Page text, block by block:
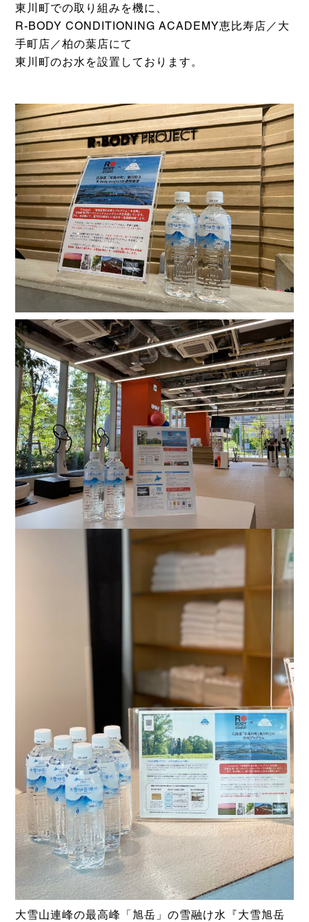
東川町での取り組みを機に、
R-BODY CONDITIONING ACADEMY恵比寿店／大
手町店／柏の葉店にて
東川町のお水を設置しております。
大雪山連峰の最高峰「旭岳」の雪融け水『大雪旭岳